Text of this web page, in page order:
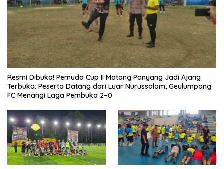
Resmi Dibuka! Pemuda Cup II Matang Panyang Jadi Ajang
Terbuka: Peserta Datang dari Luar Nurussalam, Geulumpang
FC Menangi Laga Pembuka 2–0